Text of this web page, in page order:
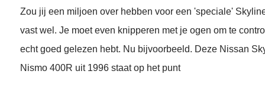
Zou jij een miljoen over hebben voor een 'speciale'
vast wel. Je moet even knipperen met je ogen om te
echt goed gelezen hebt. Nu bijvoorbeeld. Deze Nissan
Nismo 400R uit 1996 staat op het punt